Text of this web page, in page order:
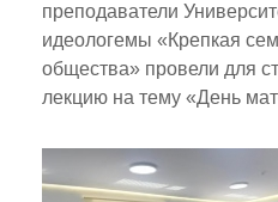
преподаватели
идеологемы «Крепкая
общества» провели для
лекцию на тему «День